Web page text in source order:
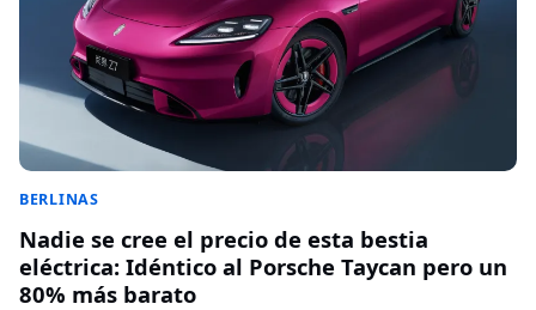
BERLINAS
Nadie se cree el precio de esta bestia
eléctrica: Idéntico al Porsche Taycan pero un
80% más barato